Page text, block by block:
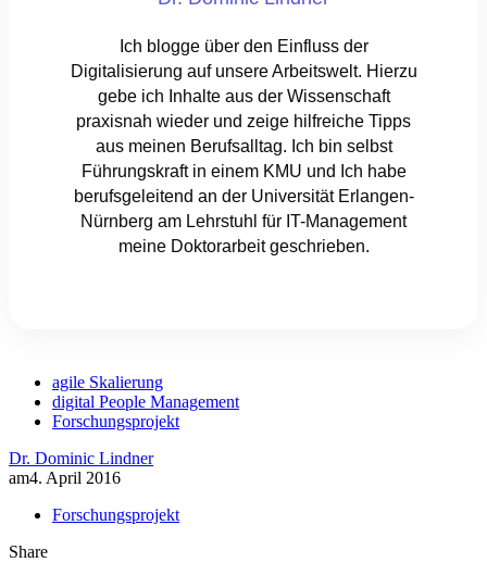
Ich blogge über den Einfluss der
Digitalisierung auf unsere Arbeitswelt. Hierzu
gebe ich Inhalte aus der Wissenschaft
praxisnah wieder und zeige hilfreiche Tipps
aus meinen Berufsalltag. Ich bin selbst
Führungskraft in einem KMU und Ich habe
berufsgeleitend an der Universität Erlangen-
Nürnberg am Lehrstuhl für IT-Management
meine Doktorarbeit geschrieben.
agile Skalierung
digital People Management
Forschungsprojekt
Dr. Dominic Lindner
am4. April 2016
Forschungsprojekt
Share